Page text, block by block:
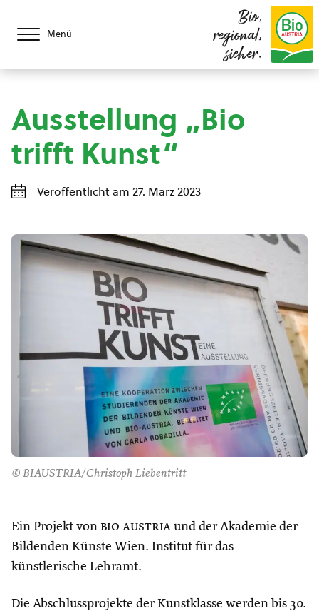
Menü
Bio,
regional,
sicher.
Ausstellung „Bio
trifft Kunst“
Veröffentlicht am 27. März 2023
© BIAUSTRIA/Christoph Liebentritt
Ein Projekt von bio austria und der Akademie der
Bildenden Künste Wien. Institut für das
künstlerische Lehramt.
Die Abschlussprojekte der Kunstklasse werden bis 30.